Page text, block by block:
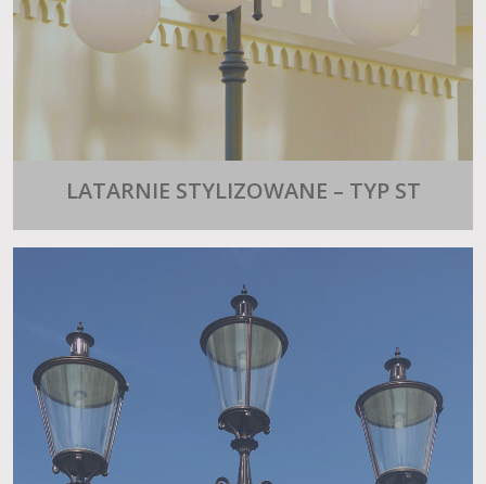
LATARNIE STYLIZOWANE – TYP ST